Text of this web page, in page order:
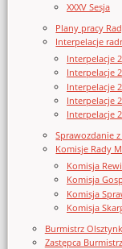
XXXV Sesja
Plany pracy
Interpelacje
Interpelacje
Interpelacje
Interpelacje
Interpelacje
Interpelacje
Sprawozdanie
Komisje Rady
Komisja
Komisja
Komisja
Komisja
Burmistrz
Zastępca